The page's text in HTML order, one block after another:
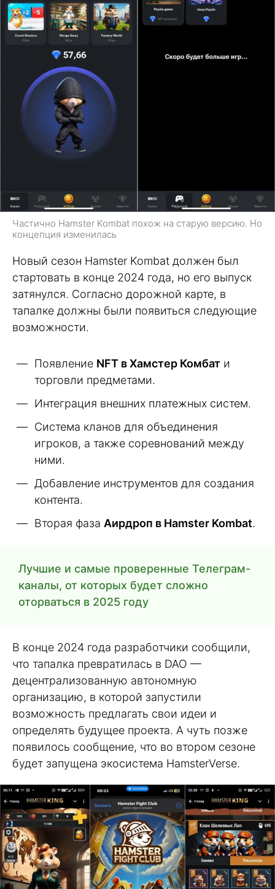
Частично Hamster Kombat похож на старую версию. Но
концепция изменилась
Новый сезон Hamster Kombat должен был
стартовать в конце 2024 года, но его выпуск
затянулся. Согласно дорожной карте, в
тапалке должны были появиться следующие
возможности.
Появление NFT в Хамстер Комбат и
торговли предметами.
Интеграция внешних платежных систем.
Система кланов для объединения
игроков, а также соревнований между
ними.
Добавление инструментов для создания
контента.
Вторая фаза Аирдроп в Hamster Kombat.
Лучшие и самые проверенные Телеграм-
каналы, от которых будет сложно
оторваться в 2025 году
В конце 2024 года разработчики сообщили,
что тапалка превратилась в DAO —
децентрализованную автономную
организацию, в которой запустили
возможность предлагать свои идеи и
определять будущее проекта. А чуть позже
появилось сообщение, что во втором сезоне
будет запущена экосистема HamsterVerse.